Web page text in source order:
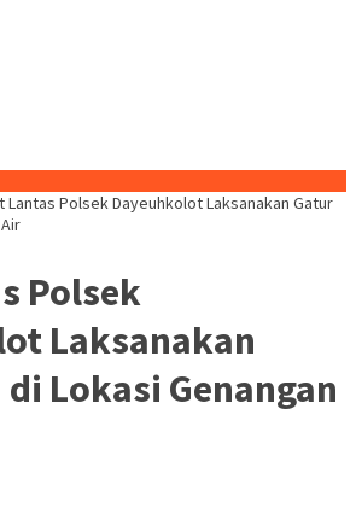
Lantas Polsek Dayeuhkolot Laksanakan Gatur
Polsek
Laksanakan
Lokasi Genangan